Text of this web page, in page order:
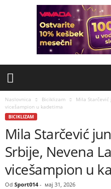
Naslovnica Biciklizam
Mila Starčević
vicešampion u kadetima
BICIKLIZAM
Mila Starčević
Srbije, Nevena
vicešampion u
Od Sport014- мај 31, 2026